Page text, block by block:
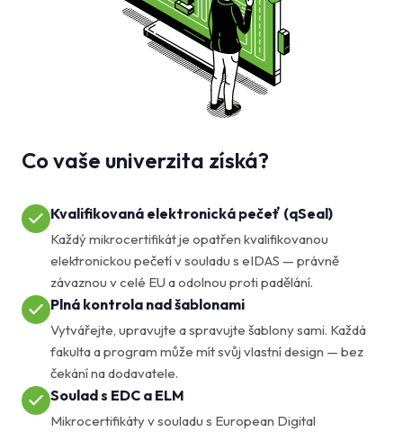
Co vaše univerzita získá?
Kvalifikovaná elektronická pečeť (qSeal)
Každý mikrocertifikát je opatřen kvalifikovanou
elektronickou pečetí v souladu s eIDAS — právně
závaznou v celé EU a odolnou proti padělání.
Plná kontrola nad šablonami
Vytvářejte, upravujte a spravujte šablony sami. Každá
fakulta a program může mít svůj vlastní design — bez
čekání na dodavatele.
Soulad s EDC a ELM
Mikrocertifikáty v souladu s European Digital